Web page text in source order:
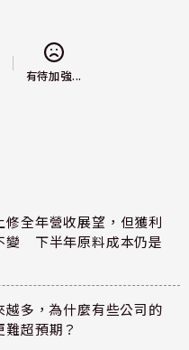
有待加強...
修全年營收展望，但獲利
變 下半年原料成本仍是
越多，為什麼有些公司的
超預期？